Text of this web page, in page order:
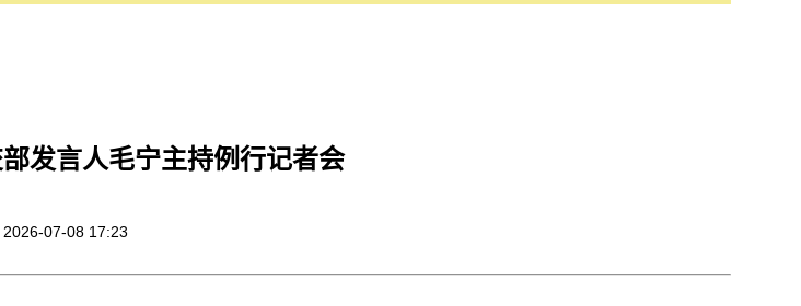
发言人毛宁主持例行记者会
2026-07-08 17:23